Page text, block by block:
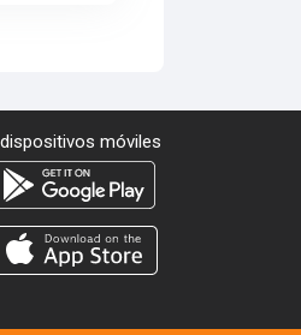
móviles